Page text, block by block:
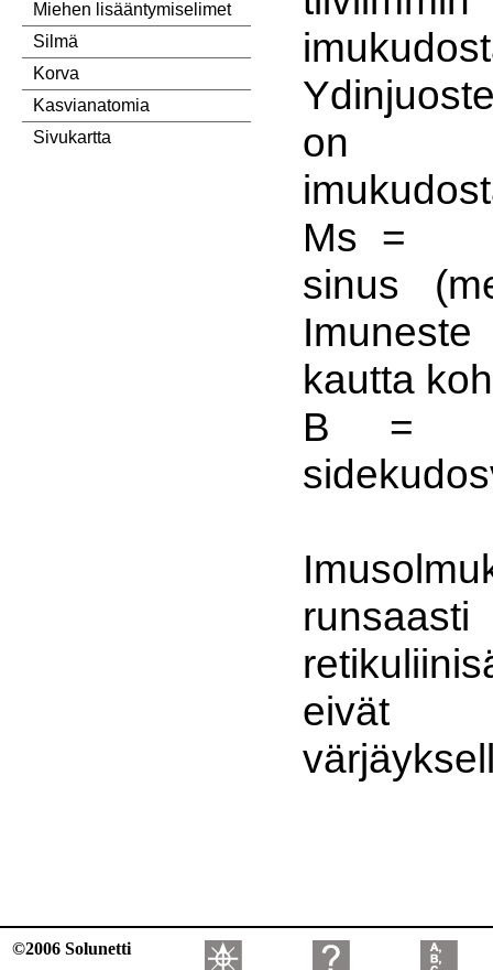
Miehen lisääntymiselimet
Silmä
Korva
Kasvianatomia
Sivukartta
on
Ms =
sinus
kautta
runsaasti
eivät
©2006 Solunetti